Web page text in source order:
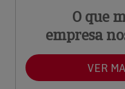
O que
empresa
VER